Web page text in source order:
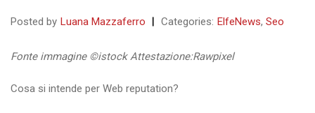
Posted by Luana Mazzaferro Categories: ElfeNews, Seo
Fonte immagine ©istockAttestazione:Rawpixel
Cosa si intende per Web reputation?